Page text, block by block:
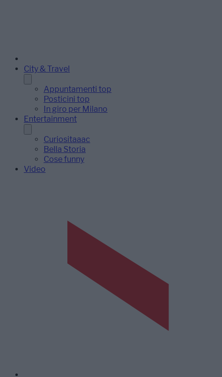
City & Travel
Appuntamenti top
Posticini top
In giro per Milano
Entertainment
Curiositaaac
Bella Storia
Cose funny
Video